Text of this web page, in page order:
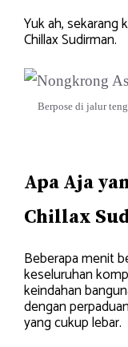
Yuk ah, sekarang
Chillax Sudirman.
Berpose di jalur
Apa Aja
Chillax
Beberapa menit
keseluruhan
keindahan
dengan
yang cukup lebar.